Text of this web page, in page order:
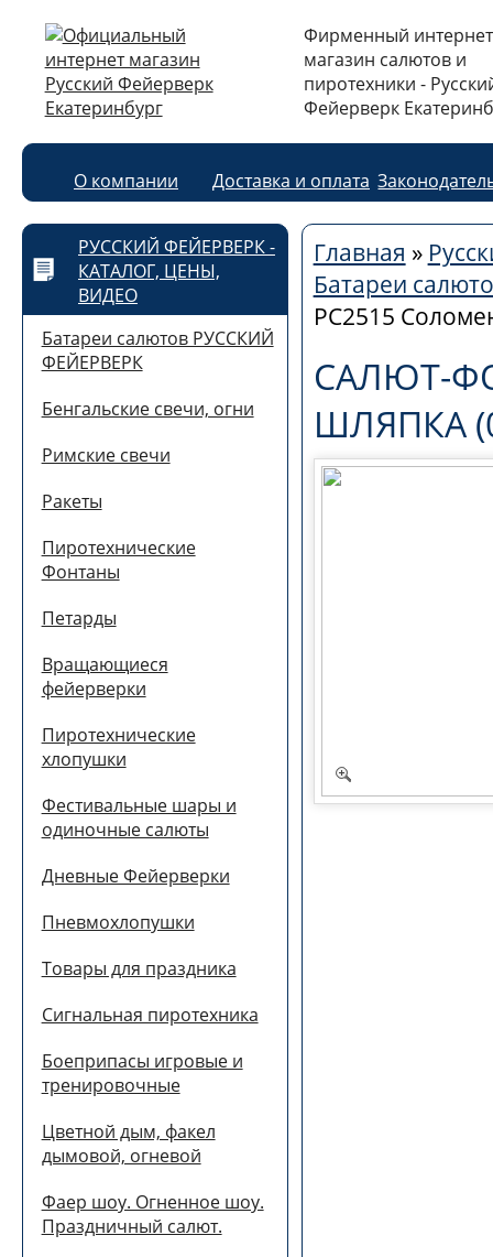
Фирменный интернет
магазин салютов и
пиротехники -
Фейерверк
О компании Доставка и оплата
РУССКИЙ ФЕЙЕРВЕРК -
КАТАЛОГ, ЦЕНЫ,
ВИДЕО
Батареи салютов РУССКИЙ
ФЕЙЕРВЕРК
Бенгальские свечи, огни
Римские свечи
Ракеты
Пиротехнические
Фонтаны
Петарды
Вращающиеся
фейерверки
Пиротехнические
хлопушки
Фестивальные шары и
одиночные салюты
Дневные Фейерверки
Пневмохлопушки
Товары для праздника
Сигнальная пиротехника
Боеприпасы игровые и
тренировочные
Цветной дым, факел
дымовой, огневой
Фаер шоу. Огненное шоу.
Праздничный салют.
Главная »
Батареи
РС2515
САЛЮТ-
ШЛЯПКА